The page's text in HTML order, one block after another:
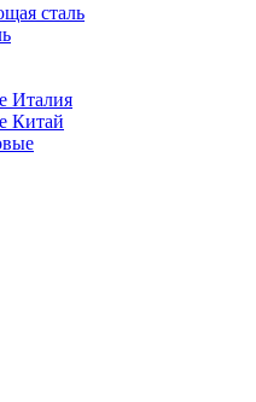
сталь
Италия
Китай